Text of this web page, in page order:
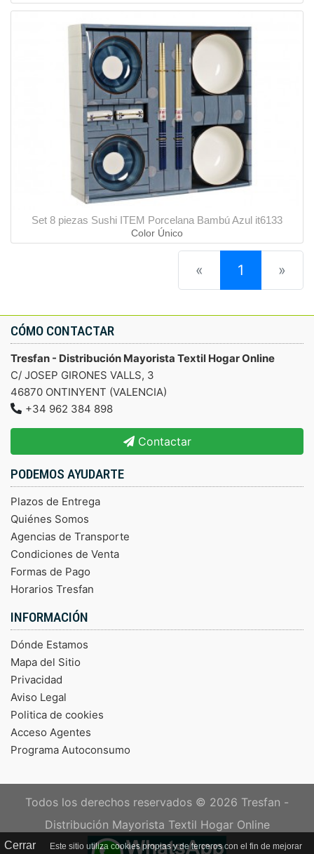
Cerrar Este sitio utiliza cookies propias y de terceros con el fin de mejorar
Set 8 piezas Sushi ITEM Porcelana Bambú Azul it6133
Color Único
« 1 (current)
»
CÓMO CONTACTAR
Tresfan - Distribución Mayorista Textil Hogar Online
C/ JOSEP GIRONES VALLS, 3
46870 ONTINYENT (VALENCIA)
+34 962 384 898
Contactar
PODEMOS AYUDARTE
Plazos de Entrega
Quiénes Somos
Agencias de Transporte
Condiciones de Venta
Formas de Pago
Horarios Tresfan
INFORMACIÓN
Dónde Estamos
Mapa del Sitio
Privacidad
Aviso Legal
Politica de cookies
Acceso Agentes
Programa Autoconsumo
Todos los derechos reservados © 2026 Tresfan -
Distribución Mayorista Textil Hogar Online